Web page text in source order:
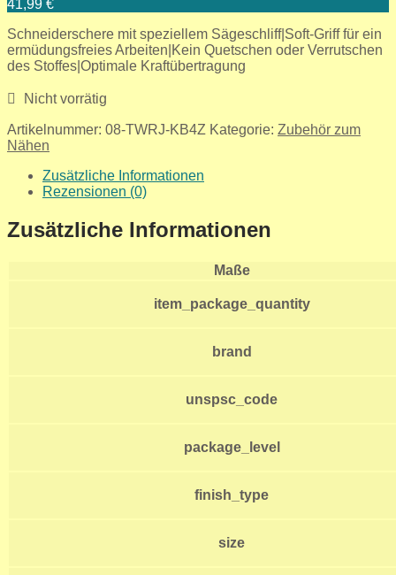
41,99 €
Schneiderschere mit speziellem Sägeschliff|Soft-Griff für ein
ermüdungsfreies Arbeiten|Kein Quetschen oder Verrutschen
des Stoffes|Optimale Kraftübertragung
Nicht vorrätig
Artikelnummer: 08-TWRJ-KB4Z Kategorie: Zubehör zum
Nähen
Zusätzliche Informationen
Rezensionen (0)
Zusätzliche Informationen
Maße
item_package_quantity
brand
unspsc_code
package_level
finish_type
size